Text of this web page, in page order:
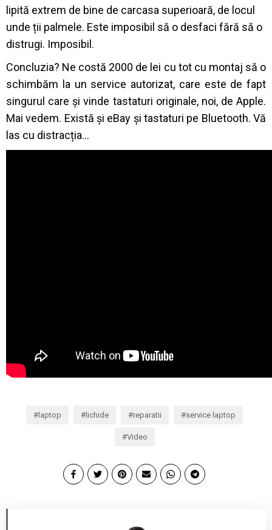
lipită extrem de bine de carcasa superioară, de locul
unde ții palmele. Este imposibil să o desfaci fără să o
distrugi. Imposibil.
Concluzia? Ne costă 2000 de lei cu tot cu montaj să o
schimbăm la un service autorizat, care este de fapt
singurul care și vinde tastaturi originale, noi, de Apple.
Mai vedem. Există și eBay și tastaturi pe Bluetooth. Vă
las cu distracția…
laptop lichide reparatii service laptop
Video